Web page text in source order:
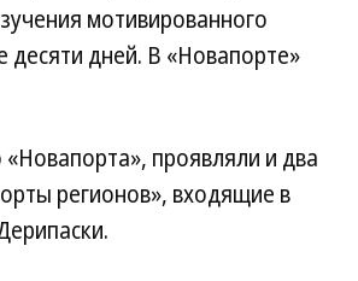
мотивированного
десяти дней. В «Новапорте»
проявляли и два
регионов», входящие в